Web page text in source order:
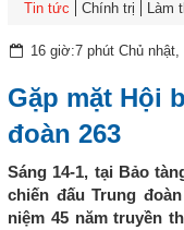
Tin tức
Chính trị Làm
16 giờ:7 phút Chủ
Gặp mặt Hội
đoàn 263
Sáng 14-1, tại Bảo
chiến đấu Trung
niệm 45 năm truyền